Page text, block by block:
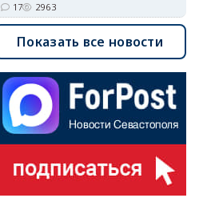
17 2963
Показать все новости